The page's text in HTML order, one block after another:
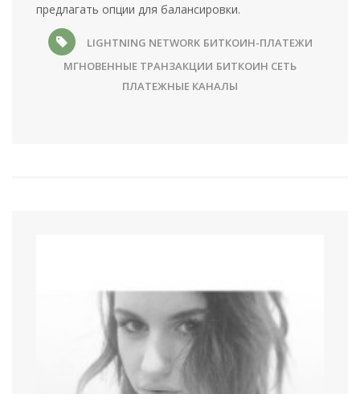
предлагать опции для балансировки.
LIGHTNING NETWORK БИТКОИН-ПЛАТЕЖИ
МГНОВЕННЫЕ ТРАНЗАКЦИИ БИТКОИН СЕТЬ
ПЛАТЕЖНЫЕ КАНАЛЫ